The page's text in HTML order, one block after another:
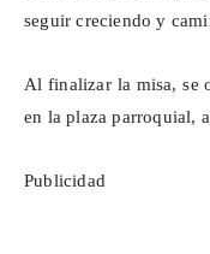
seguir creciendo y
Al finalizar la misa, se
en la plaza parroquial,
Publicidad